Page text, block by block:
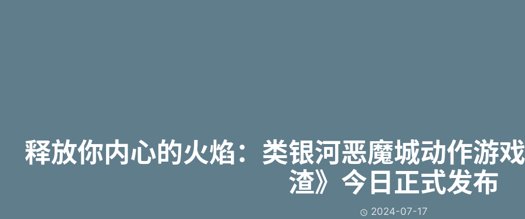
释放你内心的火焰：类银河恶魔城动作游
渣》今日正式发布
 2024-07-17